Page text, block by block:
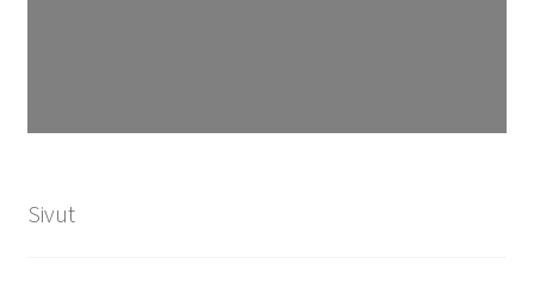
Sivut